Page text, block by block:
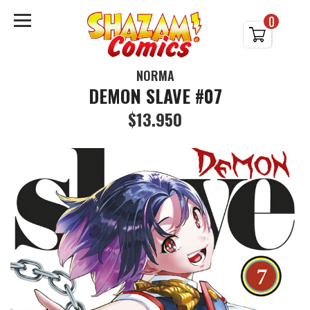
0
NORMA
DEMON SLAVE #07
$13.950